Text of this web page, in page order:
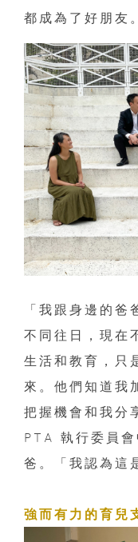
都成為了好朋友
「我跟身邊的
不同往日，現在
生活和教育，只
來。他們知道我
把握機會和我
PTA 執行委員
爸。「我認為這
強而有力的育兒